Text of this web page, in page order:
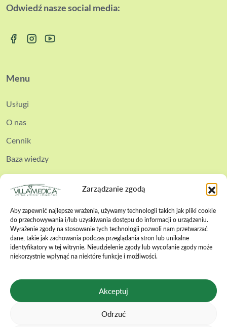
Zarządzanie zgodą
Aby zapewnić najlepsze wrażenia, używamy technologii takich jak pliki cookie
do przechowywania i/lub uzyskiwania dostępu do informacji o urządzeniu.
Wyrażenie zgody na stosowanie tych technologii pozwoli nam przetwarzać
dane, takie jak zachowania podczas przeglądania stron lub unikalne
identyfikatory w tej witrynie. Nieudzielenie zgody lub wycofanie zgody może
niekorzystnie wpłynąć na niektóre funkcje i możliwości.
Akceptuj
Odrzuć
Odwiedź nasze social media:
Menu
Usługi
O nas
Cennik
Baza wiedzy
Kontakt
Polityka cookies
Polityka prywatności
Regulamin zabiegów
Regulamin wizyt online